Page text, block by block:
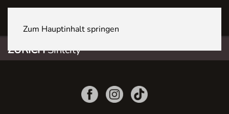
Zum Hauptinhalt springen
ZÜRICHSihlcity